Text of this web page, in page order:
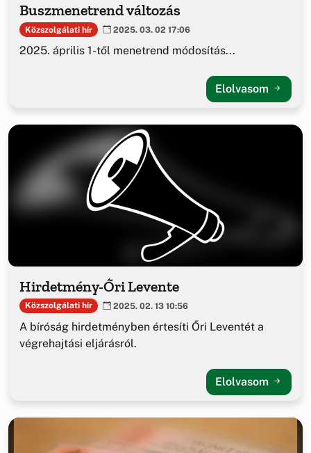
Buszmenetrend változás
Közszolgálati hír 2025. 03. 02 17:06
2025. április 1-től menetrend módosítás...
Elolvasom
Hirdetmény-Őri Levente
Közszolgálati hír 2025. 02. 13 10:56
A bíróság hirdetményben értesíti Őri Leventét a
végrehajtási eljárásról.
Elolvasom